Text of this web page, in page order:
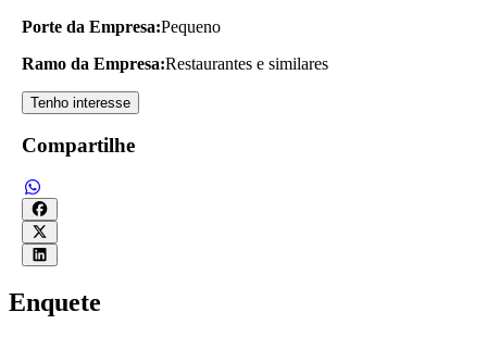
Porte da Empresa:Pequeno
Ramo da Empresa:Restaurantes e similares
Tenho interesse
Compartilhe
Enquete